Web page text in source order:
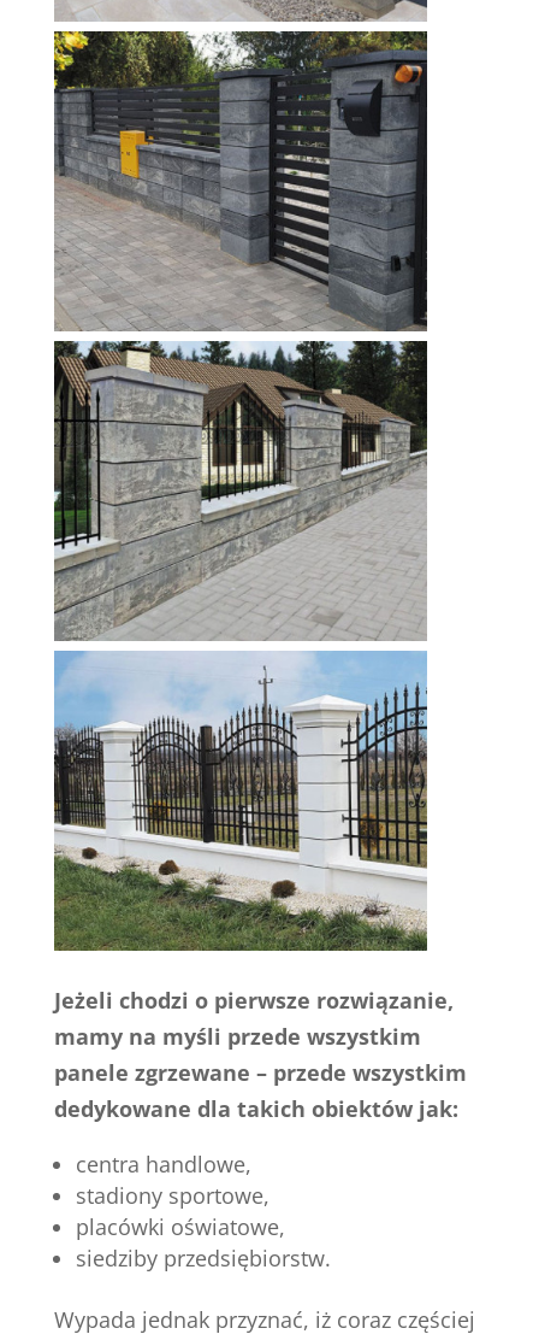
Jeżeli chodzi o pierwsze rozwiązanie,
mamy na myśli przede wszystkim
panele zgrzewane – przede wszystkim
dedykowane dla takich obiektów jak:
centra handlowe,
stadiony sportowe,
placówki oświatowe,
siedziby przedsiębiorstw.
Wypada jednak przyznać, iż coraz częściej